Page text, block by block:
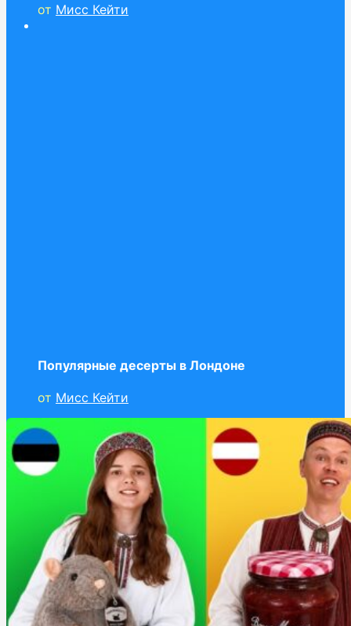
от Мисс Кейти
Популярные десерты в Лондоне
от Мисс Кейти